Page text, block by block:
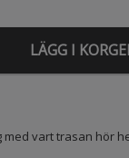
LÄGG I
vart trasan hör